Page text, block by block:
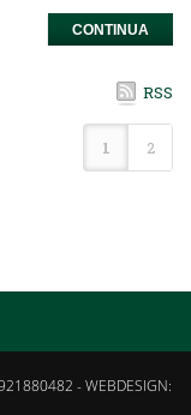
CONTINUA
RSS
1 2
- WEBDESIGN: